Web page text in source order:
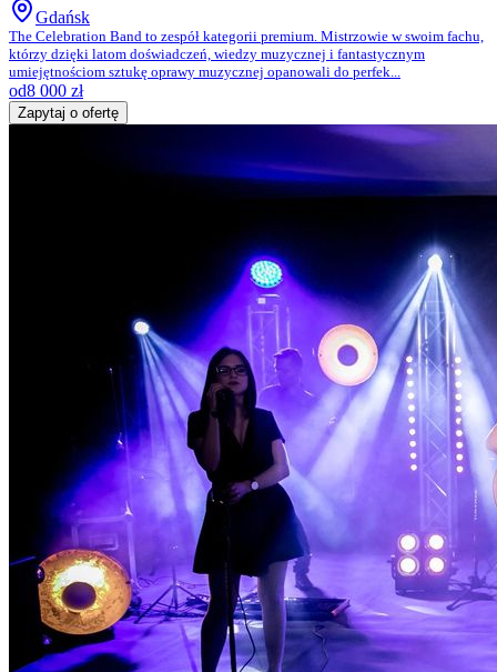
Gdańsk
The Celebration Band to zespół kategorii premium. Mistrzowie w swoim fachu,
którzy dzięki latom doświadczeń, wiedzy muzycznej i fantastycznym
umiejętnościom sztukę oprawy muzycznej opanowali do perfek...
od8 000 zł
Zapytaj o ofertę